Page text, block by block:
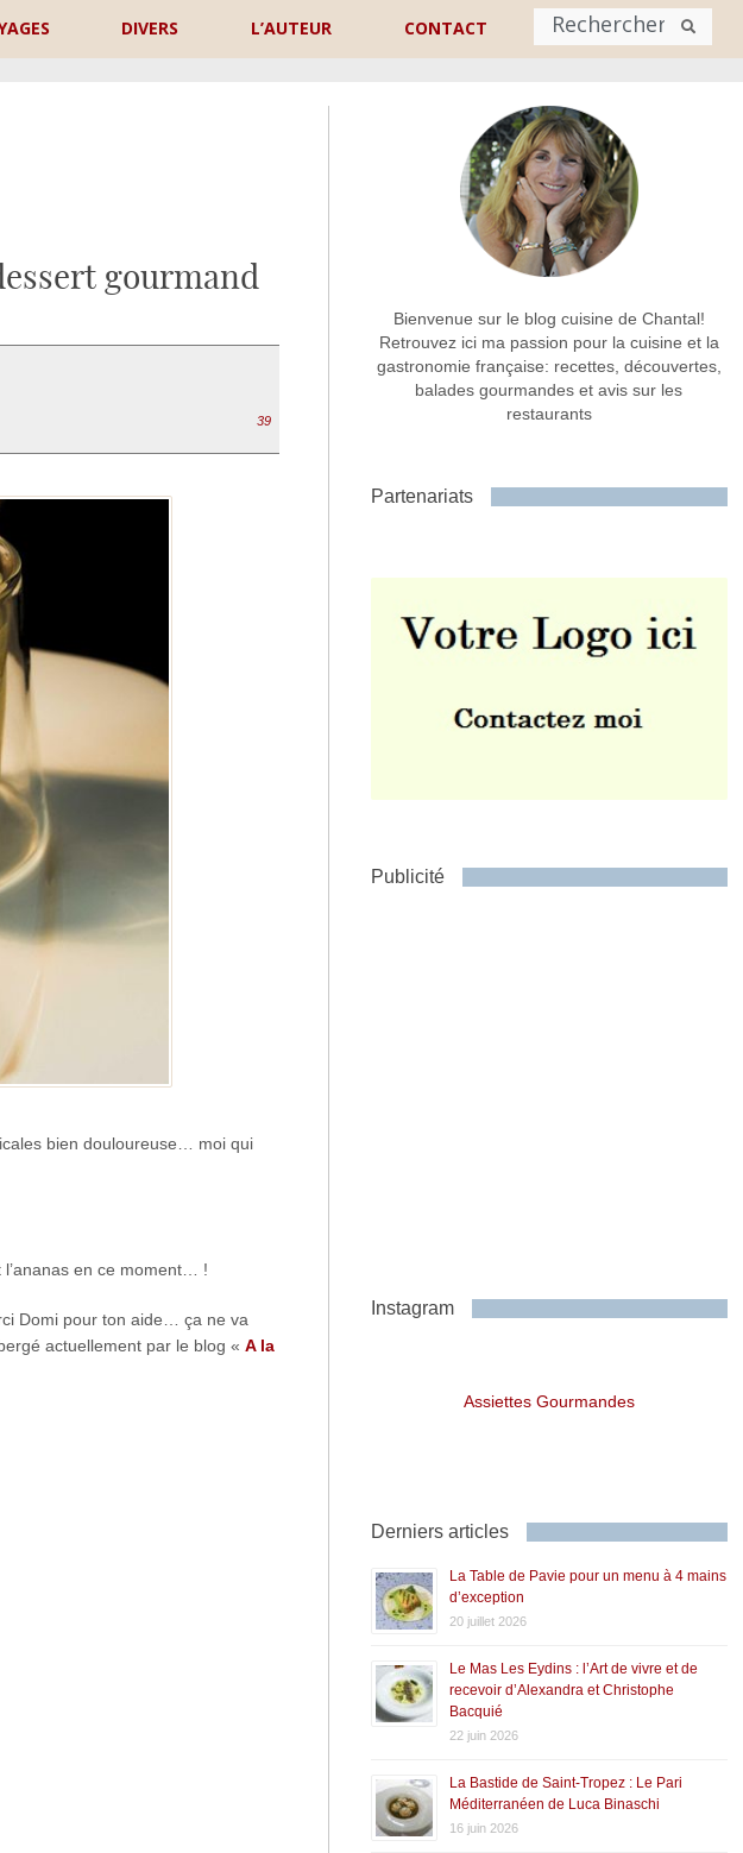
DIVERS L’AUTEUR CONTACT
Nom
Adresse de contact
Commentaire ou message *
gourmand
39
bien douloureuse… moi qui
en ce moment… !
Domi pour ton aide… ça ne va
actuellement par le blog « A la
Bienvenue sur le blog cuisine de Chantal!
Retrouvez ici ma passion pour la cuisine et la
gastronomie française: recettes, découvertes,
balades gourmandes et avis sur les
restaurants
Partenariats
Publicité
Instagram
Assiettes Gourmandes
Derniers articles
La Table de Pavie pour un menu à 4 mains
d’exception
20 juillet 2026
Le Mas Les Eydins : l’Art de vivre et de
recevoir d’Alexandra et Christophe
Bacquié
22 juin 2026
La Bastide de Saint-Tropez : Le Pari
Méditerranéen de Luca Binaschi
16 juin 2026